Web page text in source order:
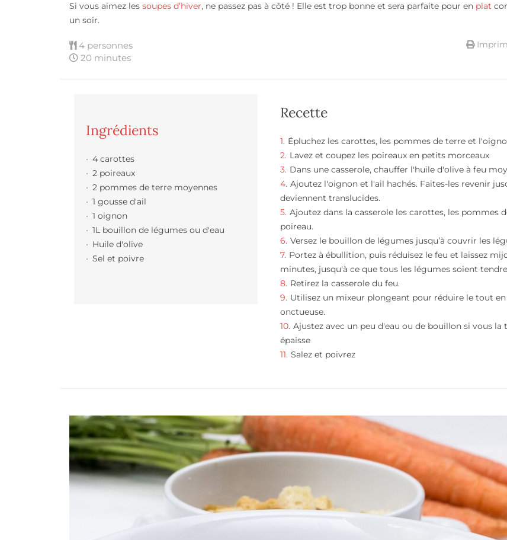
Si vous aimez les soupes d’hiver, ne passez pas à côté ! Elle est trop bonne et sera parfaite pour en plat
un soir.
4 personnes
20 minutes
Ingrédients
4 carottes
2 poireaux
2 pommes de terre moyennes
1 gousse d'ail
1 oignon
1L bouillon de légumes ou d'eau
Huile d'olive
Sel et poivre
Recette
Épluchez les carottes, les pommes de terre et
Lavez et coupez les poireaux en petits morceaux
Dans une casserole, chauffer l'huile d'olive à feu
Ajoutez l'oignon et l'ail hachés. Faites-les revenir
deviennent translucides.
Ajoutez dans la casserole les carottes, les pommes
poireau.
Versez le bouillon de légumes jusqu’à couvrir les
Portez à ébullition, puis réduisez le feu et laissez
minutes, jusqu'à ce que tous les légumes soient
Retirez la casserole du feu.
Utilisez un mixeur plongeant pour réduire le tout en
onctueuse.
Ajustez avec un peu d'eau ou de bouillon si vous la
épaisse
Salez et poivrez